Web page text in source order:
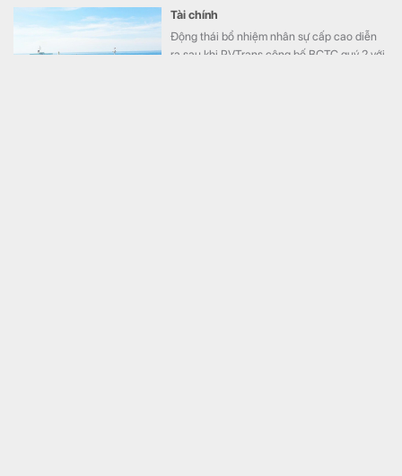
Tài chính
Động thái bổ nhiệm nhân sự cấp cao diễn
ra sau khi PVTrans công bố BCTC quý 2 với